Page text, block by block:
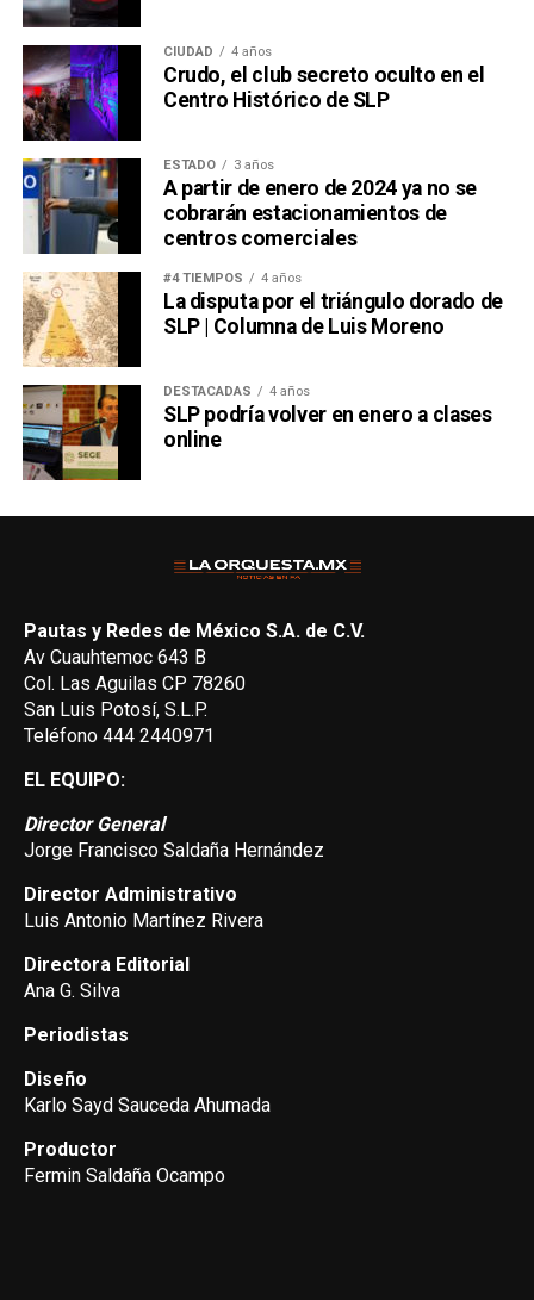
CIUDAD 4 años
Crudo, el club secreto oculto en el
Centro Histórico de SLP
ESTADO 3 años
A partir de enero de 2024 ya no se
cobrarán estacionamientos de
centros comerciales
#4 TIEMPOS 4 años
La disputa por el triángulo dorado de
SLP | Columna de Luis Moreno
DESTACADAS 4 años
SLP podría volver en enero a clases
online
Pautas y Redes de México S.A. de C.V.
Av Cuauhtemoc 643 B
Col. Las Aguilas CP 78260
San Luis Potosí, S.L.P.
Teléfono 444 2440971
EL EQUIPO:
Director General
Jorge Francisco Saldaña Hernández
Director Administrativo
Luis Antonio Martínez Rivera
Directora Editorial
Ana G. Silva
Periodistas
Diseño
Karlo Sayd Sauceda Ahumada
Productor
Fermin Saldaña Ocampo